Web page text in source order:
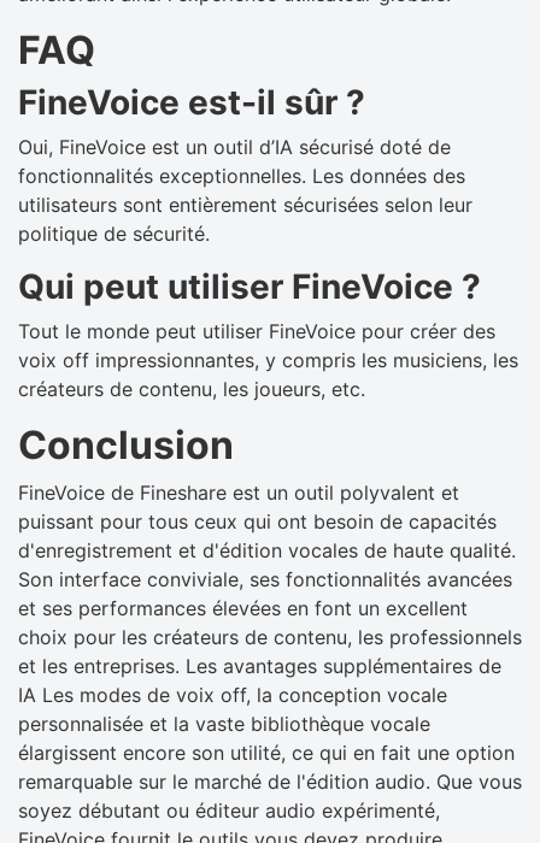
FAQ
FineVoice est-il sûr ?
Oui, FineVoice est un outil d’IA sécurisé doté de
fonctionnalités exceptionnelles. Les données des
utilisateurs sont entièrement sécurisées selon leur
politique de sécurité.
Qui peut utiliser FineVoice ?
Tout le monde peut utiliser FineVoice pour créer des
voix off impressionnantes, y compris les musiciens, les
créateurs de contenu, les joueurs, etc.
Conclusion
FineVoice de Fineshare est un outil polyvalent et
puissant pour tous ceux qui ont besoin de capacités
d'enregistrement et d'édition vocales de haute qualité.
Son interface conviviale, ses fonctionnalités avancées
et ses performances élevées en font un excellent
choix pour les créateurs de contenu, les professionnels
et les entreprises. Les avantages supplémentaires de
IA Les modes de voix off, la conception vocale
personnalisée et la vaste bibliothèque vocale
élargissent encore son utilité, ce qui en fait une option
remarquable sur le marché de l'édition audio. Que vous
soyez débutant ou éditeur audio expérimenté,